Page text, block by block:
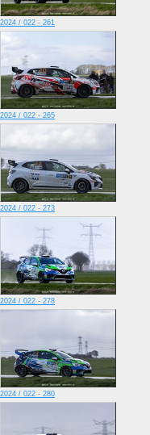
2024 / 022 - 261
2024 / 022 - 265
2024 / 022 - 273
2024 / 022 - 278
2024 / 022 - 280